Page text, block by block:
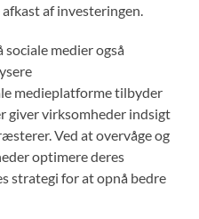
af investeringen.
sociale medier også
medieplatforme tilbyder
giver virksomheder indsigt
Ved at overvåge og
optimere deres
strategi for at opnå bedre